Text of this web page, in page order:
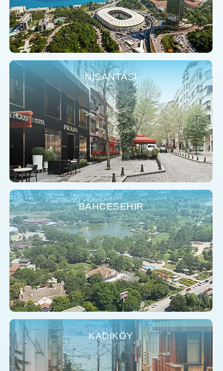
NISANTASI
BAHCESEHIR
KADIKÖY